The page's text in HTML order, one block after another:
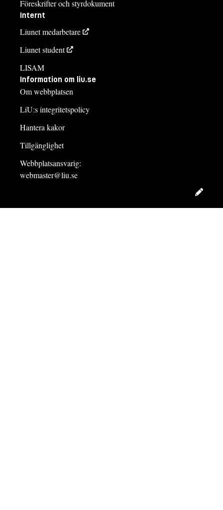
Föreskrifter och styrdokument
Internt
Liunet medarbetare
Liunet student
LISAM
Information om liu.se
Om webbplatsen
LiU:s integritetspolicy
Hantera kakor
Tillgänglighet
Webbplatsansvarig:
webmaster@liu.se